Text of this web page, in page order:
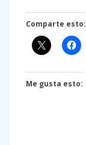
Comparte esto:
Me gusta esto: